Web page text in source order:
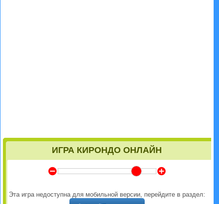
ИГРА КИРОНДО ОНЛАЙН
Y Z
Эта игра недоступна для мобильной версии, перейдите в раздел: